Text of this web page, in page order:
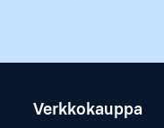
Verkkokauppa